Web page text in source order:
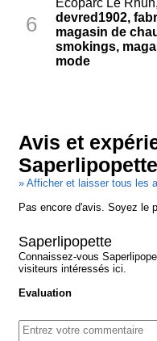
6
devred1902,
magasin de
smokings,
mode
Avis et
Saperlipopette
» Afficher et laisser tous les
Pas encore d'avis. Soyez le
Saperlipopette
Connaissez-vous
visiteurs intéressés ici.
Evaluation